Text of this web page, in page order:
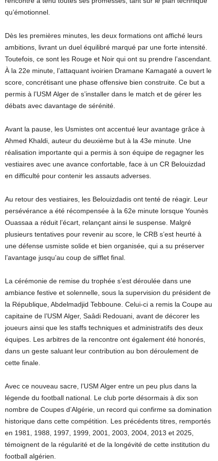
qu’émotionnel.
Dès les premières minutes, les deux formations ont affiché leurs
ambitions, livrant un duel équilibré marqué par une forte intensité.
Toutefois, ce sont les Rouge et Noir qui ont su prendre l’ascendant.
À la 22e minute, l’attaquant ivoirien Dramane Kamagaté a ouvert le
score, concrétisant une phase offensive bien construite. Ce but a
permis à l’USM Alger de s’installer dans le match et de gérer les
débats avec davantage de sérénité.
Avant la pause, les Usmistes ont accentué leur avantage grâce à
Ahmed Khaldi, auteur du deuxième but à la 43e minute. Une
réalisation importante qui a permis à son équipe de regagner les
vestiaires avec une avance confortable, face à un CR Belouizdad
en difficulté pour contenir les assauts adverses.
Au retour des vestiaires, les Belouizdadis ont tenté de réagir. Leur
persévérance a été récompensée à la 62e minute lorsque Younès
Ouassaa a réduit l’écart, relançant ainsi le suspense. Malgré
plusieurs tentatives pour revenir au score, le CRB s’est heurté à
une défense usmiste solide et bien organisée, qui a su préserver
l’avantage jusqu’au coup de sifflet final.
La cérémonie de remise du trophée s’est déroulée dans une
ambiance festive et solennelle, sous la supervision du président de
la République, Abdelmadjid Tebboune. Celui-ci a remis la Coupe au
capitaine de l’USM Alger, Saâdi Redouani, avant de décorer les
joueurs ainsi que les staffs techniques et administratifs des deux
équipes. Les arbitres de la rencontre ont également été honorés,
dans un geste saluant leur contribution au bon déroulement de
cette finale.
Avec ce nouveau sacre, l’USM Alger entre un peu plus dans la
légende du football national. Le club porte désormais à dix son
nombre de Coupes d’Algérie, un record qui confirme sa domination
historique dans cette compétition. Les précédents titres, remportés
en 1981, 1988, 1997, 1999, 2001, 2003, 2004, 2013 et 2025,
témoignent de la régularité et de la longévité de cette institution du
football algérien.